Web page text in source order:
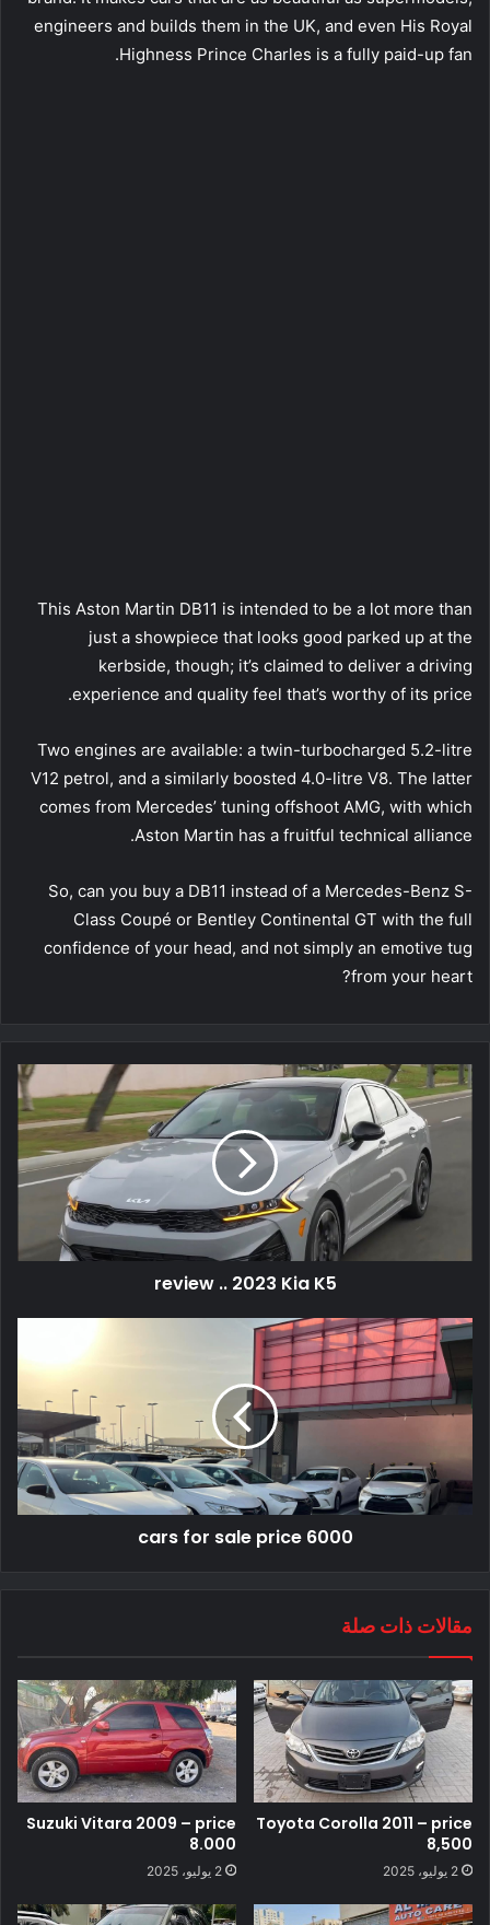
engineers and builds them in the UK, and even His Royal
Highness Prince Charles is a fully paid-up fan.
This Aston Martin DB11 is intended to be a lot more than
just a showpiece that looks good parked up at the
kerbside, though; it’s claimed to deliver a driving
experience and quality feel that’s worthy of its price.
Two engines are available: a twin-turbocharged 5.2-litre
V12 petrol, and a similarly boosted 4.0-litre V8. The latter
comes from Mercedes’ tuning offshoot AMG, with which
Aston Martin has a fruitful technical alliance.
So, can you buy a DB11 instead of a Mercedes-Benz S-
Class Coupé or Bentley Continental GT with the full
confidence of your head, and not simply an emotive tug
from your heart?
review .. 2023 Kia K5
cars for sale price 6000
مقالات ذات صلة
Toyota Corolla 2011 – price
8,500
2 يوليو، 2025
Suzuki Vitara 2009 – price
8.000
2 يوليو، 2025